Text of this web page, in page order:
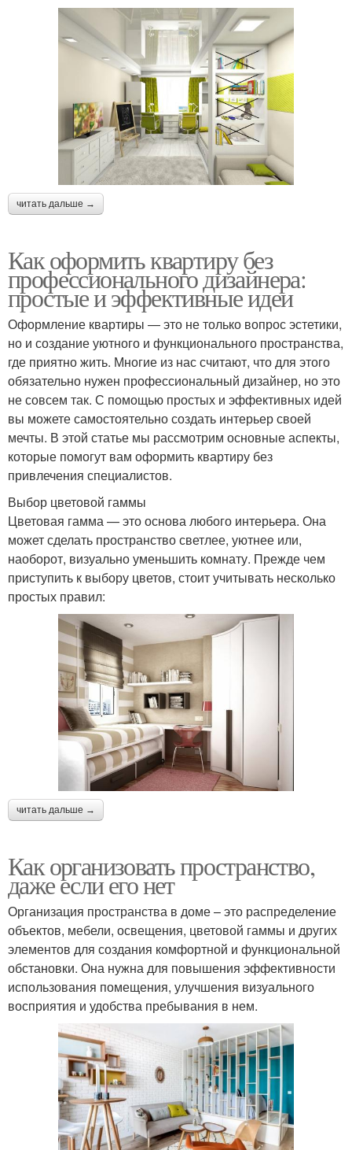
читать дальше →
Как оформить квартиру без
профессионального дизайнера:
простые и эффективные идеи
Оформление квартиры — это не только вопрос эстетики,
но и создание уютного и функционального пространства,
где приятно жить. Многие из нас считают, что для этого
обязательно нужен профессиональный дизайнер, но это
не совсем так. С помощью простых и эффективных идей
вы можете самостоятельно создать интерьер своей
мечты. В этой статье мы рассмотрим основные аспекты,
которые помогут вам оформить квартиру без
привлечения специалистов.
Выбор цветовой гаммы
Цветовая гамма — это основа любого интерьера. Она
может сделать пространство светлее, уютнее или,
наоборот, визуально уменьшить комнату. Прежде чем
приступить к выбору цветов, стоит учитывать несколько
простых правил:
читать дальше →
Как организовать пространство,
даже если его нет
Организация пространства в доме – это распределение
объектов, мебели, освещения, цветовой гаммы и других
элементов для создания комфортной и функциональной
обстановки. Она нужна для повышения эффективности
использования помещения, улучшения визуального
восприятия и удобства пребывания в нем.